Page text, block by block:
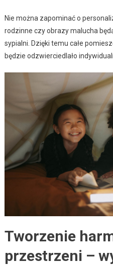
Nie można zapominać o
rodzinne czy obrazy malucha
sypialni. Dzięki temu całe
będzie odzwierciedlało
Tworzenie
przestrzeni –